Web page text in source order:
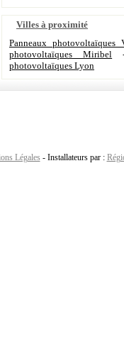
Villes à proximité
Panneaux photovoltaïques
photovoltaïques Miribel
photovoltaïques Lyon
Légales - Installateurs par :